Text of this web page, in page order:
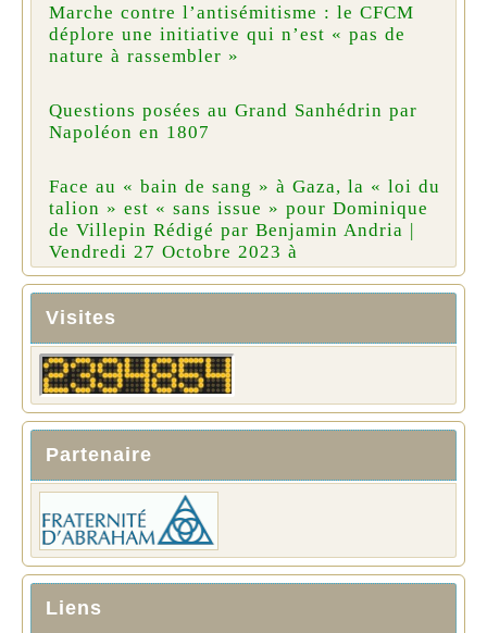
Marche contre l’antisémitisme : le CFCM
déplore une initiative qui n’est « pas de
nature à rassembler »
Questions posées au Grand Sanhédrin par
Napoléon en 1807
Face au « bain de sang » à Gaza, la « loi du
talion » est « sans issue » pour Dominique
de Villepin Rédigé par Benjamin Andria |
Vendredi 27 Octobre 2023 à
Visites
Partenaire
Liens